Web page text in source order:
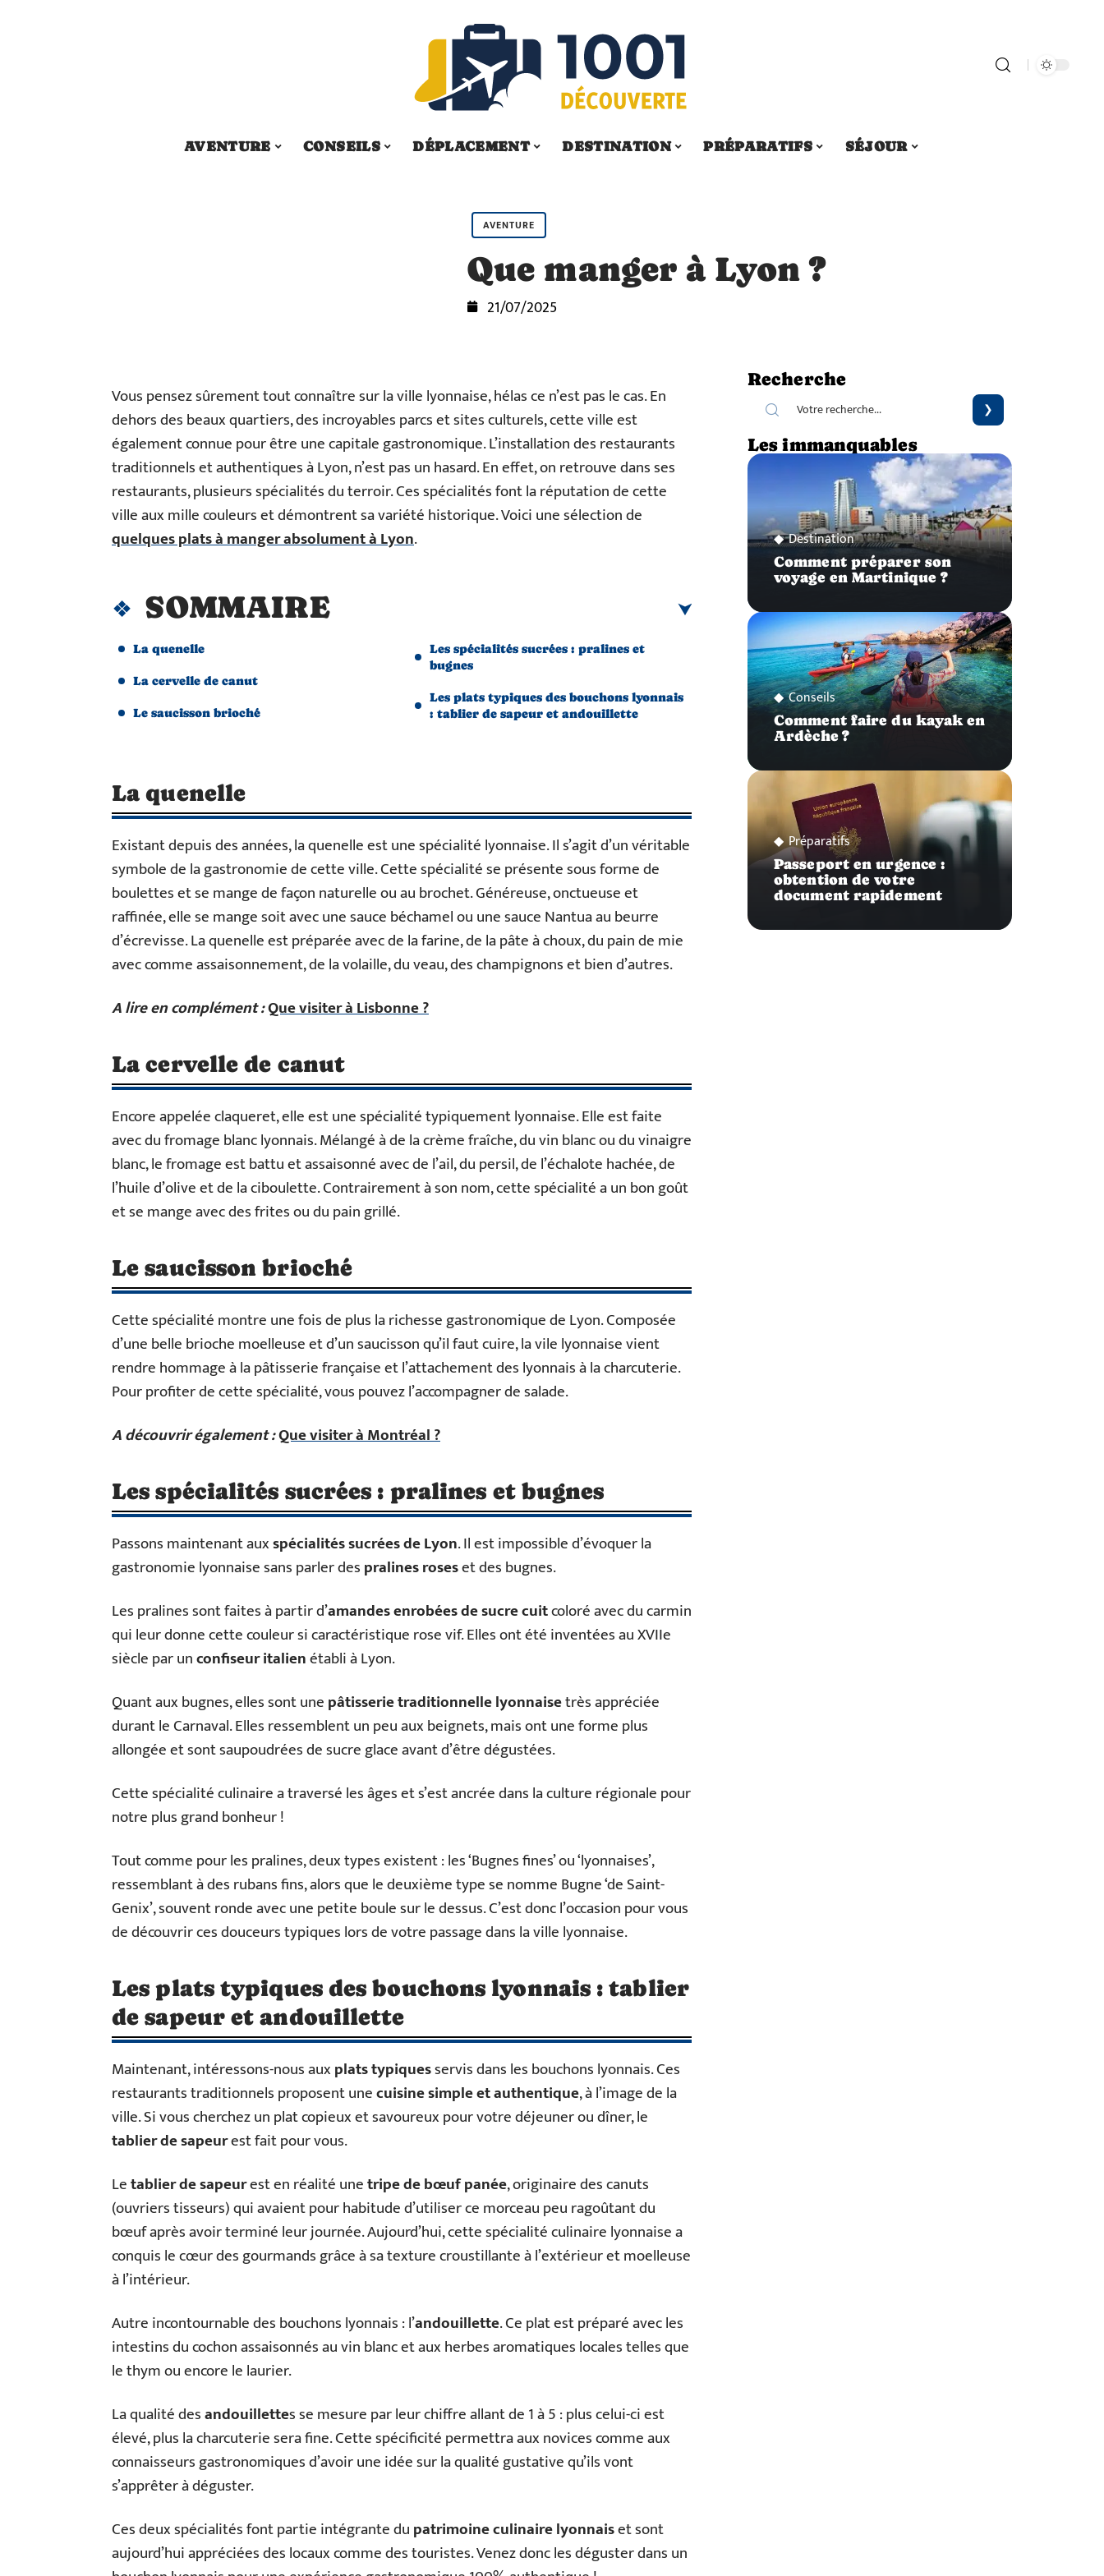
AVENTURE CONSEILS DÉPLACEMENT DESTINATION PRÉPARATIFS SÉJOUR
AVENTURE
Que manger à Lyon ?
21/07/2025
Vous pensez sûrement tout connaître sur la ville lyonnaise, hélas ce n’est pas le cas. En
dehors des beaux quartiers, des incroyables parcs et sites culturels, cette ville est
également connue pour être une capitale gastronomique. L’installation des restaurants
traditionnels et authentiques à Lyon, n’est pas un hasard. En effet, on retrouve dans ses
restaurants, plusieurs spécialités du terroir. Ces spécialités font la réputation de cette
ville aux mille couleurs et démontrent sa variété historique. Voici une sélection de
quelques plats à manger absolument à Lyon.
SOMMAIRE
La quenelle
La cervelle de canut
Le saucisson brioché
Les spécialités sucrées : pralines et
bugnes
Les plats typiques des bouchons lyonnais
: tablier de sapeur et andouillette
La quenelle
Existant depuis des années, la quenelle est une spécialité lyonnaise. Il s’agit d’un véritable
symbole de la gastronomie de cette ville. Cette spécialité se présente sous forme de
boulettes et se mange de façon naturelle ou au brochet. Généreuse, onctueuse et
raffinée, elle se mange soit avec une sauce béchamel ou une sauce Nantua au beurre
d’écrevisse. La quenelle est préparée avec de la farine, de la pâte à choux, du pain de mie
avec comme assaisonnement, de la volaille, du veau, des champignons et bien d’autres.
A lire en complément :Que visiter à Lisbonne ?
La cervelle de canut
Encore appelée claqueret, elle est une spécialité typiquement lyonnaise. Elle est faite
avec du fromage blanc lyonnais. Mélangé à de la crème fraîche, du vin blanc ou du vinaigre
blanc, le fromage est battu et assaisonné avec de l’ail, du persil, de l’échalote hachée, de
l’huile d’olive et de la ciboulette. Contrairement à son nom, cette spécialité a un bon goût
et se mange avec des frites ou du pain grillé.
Le saucisson brioché
Cette spécialité montre une fois de plus la richesse gastronomique de Lyon. Composée
d’une belle brioche moelleuse et d’un saucisson qu’il faut cuire, la vile lyonnaise vient
rendre hommage à la pâtisserie française et l’attachement des lyonnais à la charcuterie.
Pour profiter de cette spécialité, vous pouvez l’accompagner de salade.
A découvrir également :Que visiter à Montréal ?
Les spécialités sucrées : pralines et bugnes
Passons maintenant auxspécialités sucrées de Lyon. Il est impossible d’évoquer la
gastronomie lyonnaise sans parler despralines roseset des bugnes.
Les pralines sont faites à partir d’amandes enrobées de sucre cuitcoloré avec du carmin
qui leur donne cette couleur si caractéristique rose vif. Elles ont été inventées au XVIIe
siècle par unconfiseur italienétabli à Lyon.
Quant aux bugnes, elles sont unepâtisserie traditionnelle lyonnaisetrès appréciée
durant le Carnaval. Elles ressemblent un peu aux beignets, mais ont une forme plus
allongée et sont saupoudrées de sucre glace avant d’être dégustées.
Cette spécialité culinaire a traversé les âges et s’est ancrée dans la culture régionale pour
notre plus grand bonheur !
Tout comme pour les pralines, deux types existent : les ‘Bugnes fines’ ou ‘lyonnaises’,
ressemblant à des rubans fins, alors que le deuxième type se nomme Bugne ‘de Saint-
Genix’, souvent ronde avec une petite boule sur le dessus. C’est donc l’occasion pour vous
de découvrir ces douceurs typiques lors de votre passage dans la ville lyonnaise.
Les plats typiques des bouchons lyonnais : tablier
de sapeur et andouillette
Maintenant, intéressons-nous auxplats typiquesservis dans les bouchons lyonnais. Ces
restaurants traditionnels proposent unecuisine simple et authentique, à l’image de la
ville. Si vous cherchez un plat copieux et savoureux pour votre déjeuner ou dîner, le
tablier de sapeurest fait pour vous.
Letablier de sapeurest en réalité unetripe de bœuf panée, originaire des canuts
(ouvriers tisseurs) qui avaient pour habitude d’utiliser ce morceau peu ragoûtant du
bœuf après avoir terminé leur journée. Aujourd’hui, cette spécialité culinaire lyonnaise a
conquis le cœur des gourmands grâce à sa texture croustillante à l’extérieur et moelleuse
à l’intérieur.
Autre incontournable des bouchons lyonnais : l’andouillette. Ce plat est préparé avec les
intestins du cochon assaisonnés au vin blanc et aux herbes aromatiques locales telles que
le thym ou encore le laurier.
La qualité desandouillettes se mesure par leur chiffre allant de 1 à 5 : plus celui-ci est
élevé, plus la charcuterie sera fine. Cette spécificité permettra aux novices comme aux
connaisseurs gastronomiques d’avoir une idée sur la qualité gustative qu’ils vont
s’apprêter à déguster.
Ces deux spécialités font partie intégrante dupatrimoine culinaire lyonnaiset sont
aujourd’hui appréciées des locaux comme des touristes. Venez donc les déguster dans un
Recherche
Les immanquables
Destination
Comment préparer son
voyage en Martinique ?
Conseils
Comment faire du kayak en
Ardèche ?
Préparatifs
Passeport en urgence :
obtention de votre
document rapidement